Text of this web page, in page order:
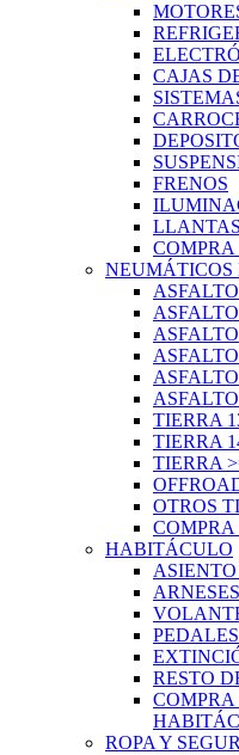
CAJAS
FRENOS
LLANTAS
COMPRA
NEUMÁTICOS
TIERRA
TIERRA
TIERRA
OTROS
HABITÁCULO
ARNESES
PEDALES
RESTO
COMPRA
ROPA Y